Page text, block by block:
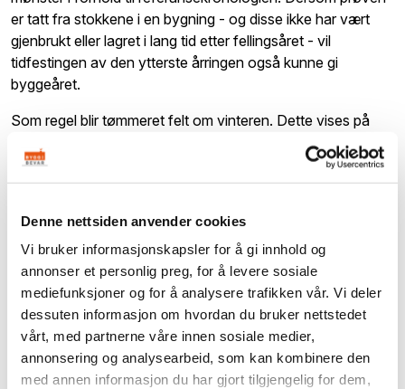
Denne nettsiden anvender cookies
Vi bruker informasjonskapsler for å gi innhold og
annonser et personlig preg, for å levere sosiale
mediefunksjoner og for å analysere trafikken vår. Vi deler
dessuten informasjon om hvordan du bruker nettstedet
vårt, med partnerne våre innen sosiale medier,
annonsering og analysearbeid, som kan kombinere den
med annen informasjon du har gjort tilgjengelig for dem,
er tatt fra stokkene i en bygning - og disse ikke har vært
gjenbrukt eller lagret i lang tid etter fellingsåret - vil
tidfestingen av den ytterste årringen også kunne gi
byggeåret.
Som regel blir tømmeret felt om vinteren. Dette vises på
prøven ved at den mørke sommerveden ligger rett under
barken. Fellingsåret vil da være i vinterhalvåret. Er den siste
fullstendig dannete årringen fra for eksempel 1323, er
stokkene er felt samme vinter, er det rimelig å anta at
bygningen er satt opp sommeren 1324. dette var tilfelle for
Staveloftet fra Ål i Hallingdal, som nå står på Hallingdal
Folkemuseum, der det ble tatt prøver i 1996